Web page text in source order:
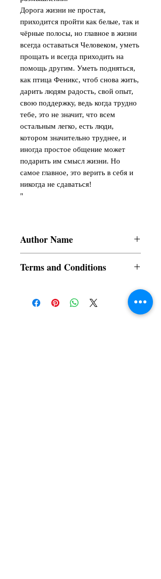
Дорога жизни не простая,
приходится пройти как белые, так и
чёрные полосы, но главное в жизни
всегда оставаться Человеком, уметь
прощать и всегда приходить на
помощь другим. Уметь подняться,
как птица Феникс, чтоб снова жить,
дарить людям радость, свой опыт,
свою поддержку, ведь когда трудно
тебе, это не значит, что всем
остальным легко, есть люди,
котором значительно труднее, и
иногда простое общение может
подарить им смысл жизни. Но
самое главное, это верить в себя и
никогда не сдаваться!
"
Author Name
Terms and Conditions
refundable